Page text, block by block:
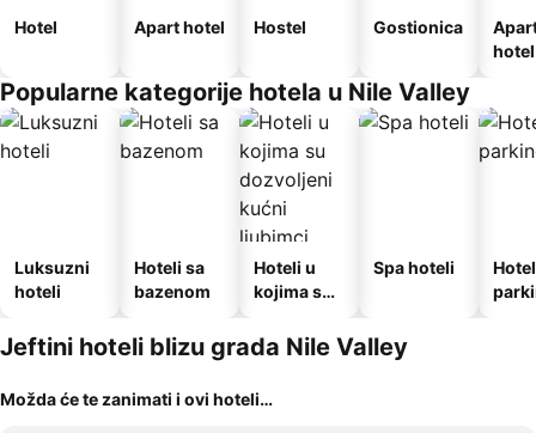
Hotel Apart hotel Hostel Gostionica
hotel
Popularne kategorije hotela u Nile Valley
Luksuzni
hoteli
Hoteli sa
bazenom
Hoteli u
kojima su
kućni
ljubimci
Spa hoteli
Jeftini hoteli blizu grada Nile Valley
Možda će te zanimati i ovi hoteli…